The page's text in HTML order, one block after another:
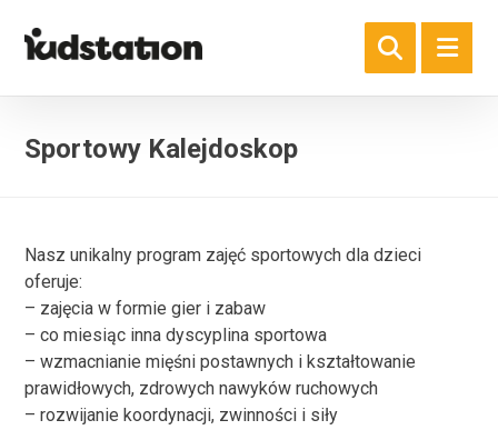
Sportowy Kalejdoskop
Nasz unikalny program zajęć sportowych dla dzieci
oferuje:
– zajęcia w formie gier i zabaw
– co miesiąc inna dyscyplina sportowa
– wzmacnianie mięśni postawnych i kształtowanie
prawidłowych, zdrowych nawyków ruchowych
– rozwijanie koordynacji, zwinności i siły